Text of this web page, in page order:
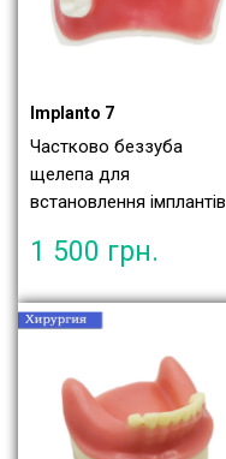
Implanto 7
Частково беззуба
щелепа для
встановлення імплантів
1 500 грн.